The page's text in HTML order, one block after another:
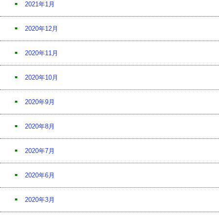
2021年1月
2020年12月
2020年11月
2020年10月
2020年9月
2020年8月
2020年7月
2020年6月
2020年3月